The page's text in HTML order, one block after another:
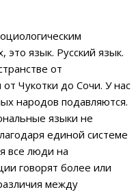
язык. Русский язык.
от
Чукотки до Сочи. У нас
народов подавляются.
языки не
единой системе
все люди на
говорят более или
между